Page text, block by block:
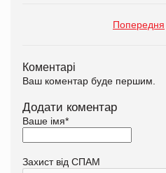
Попередня
Коментарі
Ваш коментар буде першим.
Додати коментар
Ваше імя*
Захист від СПАМ